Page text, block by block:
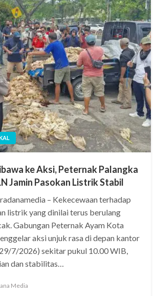
ke Aksi, Peternak Palangka
Jamin Pasokan Listrik Stabil
– Kekecewaan terhadap
listrik yang dinilai terus berulang
Gabungan Peternak Ayam Kota
aksi unjuk rasa di depan kantor
7/2026) sekitar pukul 10.00 WIB,
dan stabilitas…
Media